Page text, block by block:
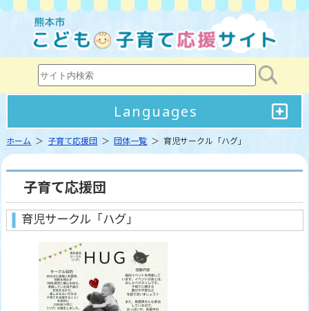
Languages
ホーム ＞ 子育て応援団 ＞団体一覧 ＞ 育児サークル「ハグ」
子育て応援団
育児サークル「ハグ」